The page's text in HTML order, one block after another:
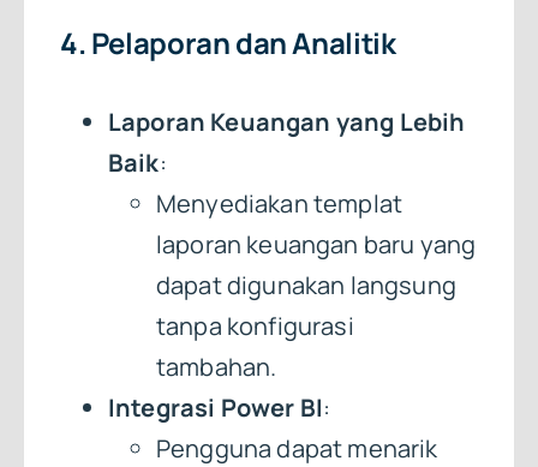
4. Pelaporan dan Analitik
Laporan Keuangan yang Lebih
Baik:
Menyediakan templat
laporan keuangan baru yang
dapat digunakan langsung
tanpa konfigurasi
tambahan.
Integrasi Power BI:
Pengguna dapat menarik